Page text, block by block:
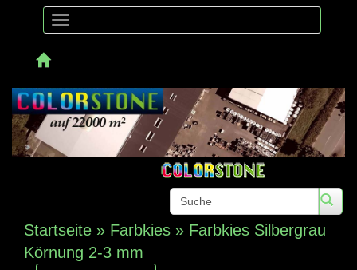
Toggle
Startseite » Farbkies » Farbkies Silbergrau
Körnung 2-3 mm